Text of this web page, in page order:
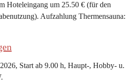
Hoteleingang um 25.50 € (für den
Aufzahlung Thermensauna:
Start ab 9.00 h, Haupt-, Hobby- u.